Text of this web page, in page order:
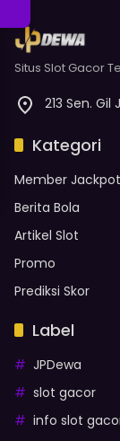
Situs Slot Gacor
213 Sen.
Kategori
Member Jackpot
Berita Bola
Artikel Slot
Promo
Prediksi Skor
Label
JPDewa
slot gacor
info slot